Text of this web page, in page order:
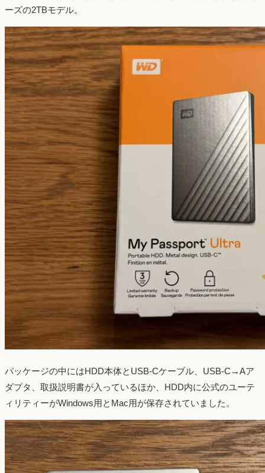
ーズの2TBモデル。
パッケージの中にはHDD本体とUSB-Cケーブル、USB-C→Aア
ダプタ、取扱説明書が入っているほか、HDD内に公式のユーテ
ィリティーがWindows用とMac用が保存されていました。